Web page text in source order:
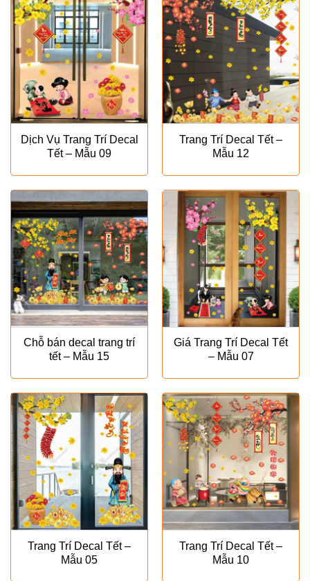
Dịch Vụ Trang Trí Decal
Tết – Mẫu 09
Trang Trí Decal Tết –
Mẫu 12
Chỗ bán decal trang trí
tết – Mẫu 15
Giá Trang Trí Decal Tết
– Mẫu 07
Trang Trí Decal Tết –
Mẫu 05
Trang Trí Decal Tết –
Mẫu 10